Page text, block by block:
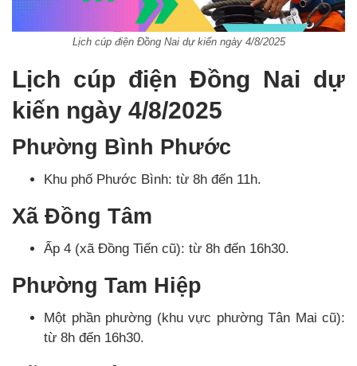
Lịch cúp điện Đồng Nai dự kiến ngày 4/8/2025
Lịch cúp điện Đồng Nai dự
kiến ngày 4/8/2025
Phường Bình Phước
Khu phố Phước Bình: từ 8h đến 11h.
Xã Đồng Tâm
Ấp 4 (xã Đồng Tiến cũ): từ 8h đến 16h30.
Phường Tam Hiệp
Một phần phường (khu vực phường Tân Mai cũ):
từ 8h đến 16h30.